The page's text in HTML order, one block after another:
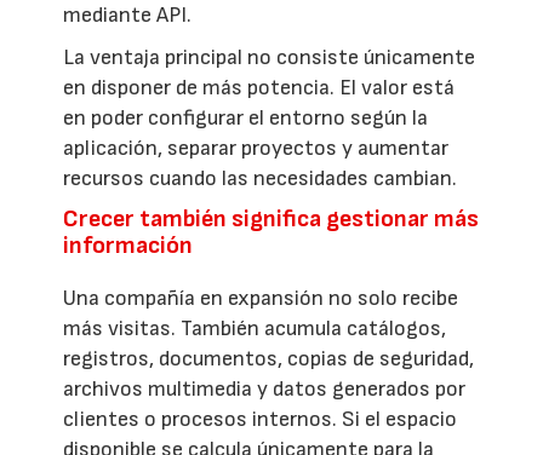
mediante API.
La ventaja principal no consiste únicamente
en disponer de más potencia. El valor está
en poder configurar el entorno según la
aplicación, separar proyectos y aumentar
recursos cuando las necesidades cambian.
Crecer también significa gestionar más
información
Una compañía en expansión no solo recibe
más visitas. También acumula catálogos,
registros, documentos, copias de seguridad,
archivos multimedia y datos generados por
clientes o procesos internos. Si el espacio
disponible se calcula únicamente para la